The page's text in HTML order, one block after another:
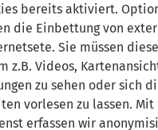
bereits aktiviert.
die Einbettung von
Sie müssen
z.B. Videos,
zu sehen oder sich
vorlesen zu lassen. Mit
erfassen wir